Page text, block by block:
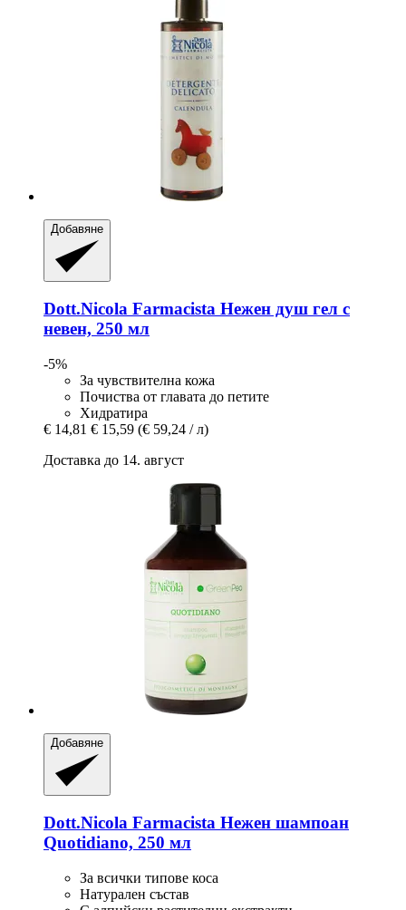
Добавяне
Dott.Nicola Farmacista Нежен душ гел с
невен, 250 мл
-5%
За чувствителна кожа
Почиства от главата до петите
Хидратира
€ 14,81 € 15,59 (€ 59,24 / л)
Доставка до 14. август
Добавяне
Dott.Nicola Farmacista Нежен шампоан
Quotidiano, 250 мл
За всички типове коса
Натурален състав